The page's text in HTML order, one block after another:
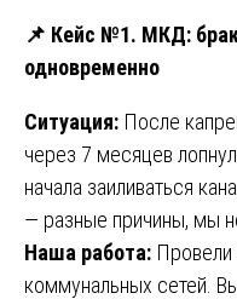
📌 Кейс №1. МКД:
одновременно
Ситуация: После
через 7 месяцев
начала заиливаться
— разные причины, мы
Наша работа: Провели
коммунальных сетей.